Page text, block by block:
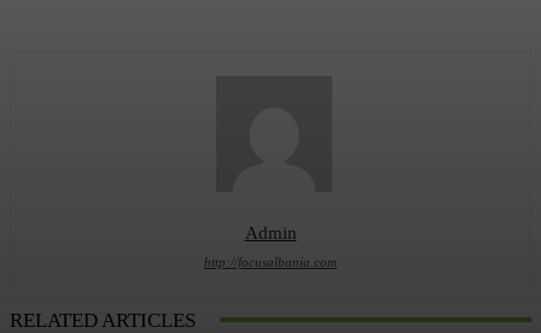
Admin
http://focusalbania.com
RELATED ARTICLES